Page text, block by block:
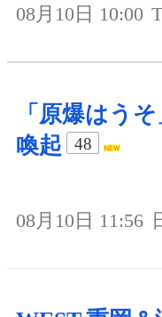
08月10日 10:00
「原爆はう
喚起
48
08月10日 11:56